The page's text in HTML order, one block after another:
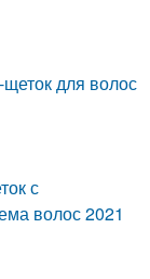
для волос
с
волос 2021